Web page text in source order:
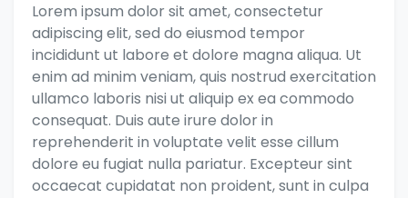
Lorem ipsum dolor sit amet, consectetur
adipiscing elit, sed do eiusmod tempor
incididunt ut labore et dolore magna aliqua. Ut
enim ad minim veniam, quis nostrud exercitation
ullamco laboris nisi ut aliquip ex ea commodo
consequat. Duis aute irure dolor in
reprehenderit in voluptate velit esse cillum
dolore eu fugiat nulla pariatur. Excepteur sint
occaecat cupidatat non proident, sunt in culpa